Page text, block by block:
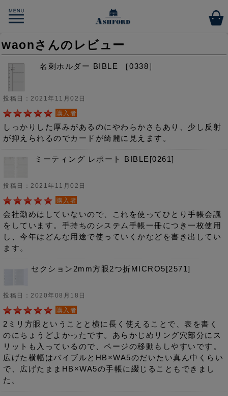
waonさんのレビュー
名刺ホルダー BIBLE ［0338］
投稿日：2021年11月02日
購入者
しっかりした厚みがあるのにやわらかさもあり、少し反射
が抑えられるのでカードが綺麗に見えます。
ミーティング レポート BIBLE[0261]
投稿日：2021年11月02日
購入者
会社勤めはしていないので、これを使ってひとり手帳会議
をしています。手持ちのシステム手帳一冊につき一枚使用
し、今年はどんな用途で使っていくかなどを書き出してい
ます。
セクション2mm方眼2つ折MICRO5[2571]
投稿日：2020年08月18日
購入者
2ミリ方眼ということと横に長く使えることで、表を書く
のにちょうどよかったです。あらかじめリング穴部分にス
リットも入っているので、ページの移動もしやすいです。
広げた横幅はバイブルとHB×WA5のだいたい真ん中くらい
で、広げたままHB×WA5の手帳に綴じることもできまし
た。